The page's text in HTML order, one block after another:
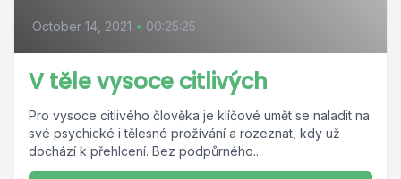
October 14, 2021 • 00:25:25
V těle vysoce citlivých
Pro vysoce citlivého člověka je klíčové umět se naladit na
své psychické i tělesné prožívání a rozeznat, kdy už
dochází k přehlcení. Bez podpůrného...